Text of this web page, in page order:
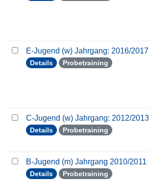
E-Jugend (w) Jahrgang: 2016/2017
Details Probetraining
C-Jugend (w) Jahrgang: 2012/2013
Details Probetraining
B-Jugend (m) Jahrgang 2010/2011
Details Probetraining